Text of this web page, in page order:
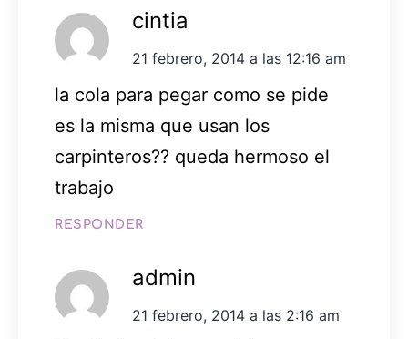
cintia
21 febrero, 2014 a las 12:16 am
la cola para pegar como se pide
es la misma que usan los
carpinteros?? queda hermoso el
trabajo
RESPONDER
admin
21 febrero, 2014 a las 2:16 am